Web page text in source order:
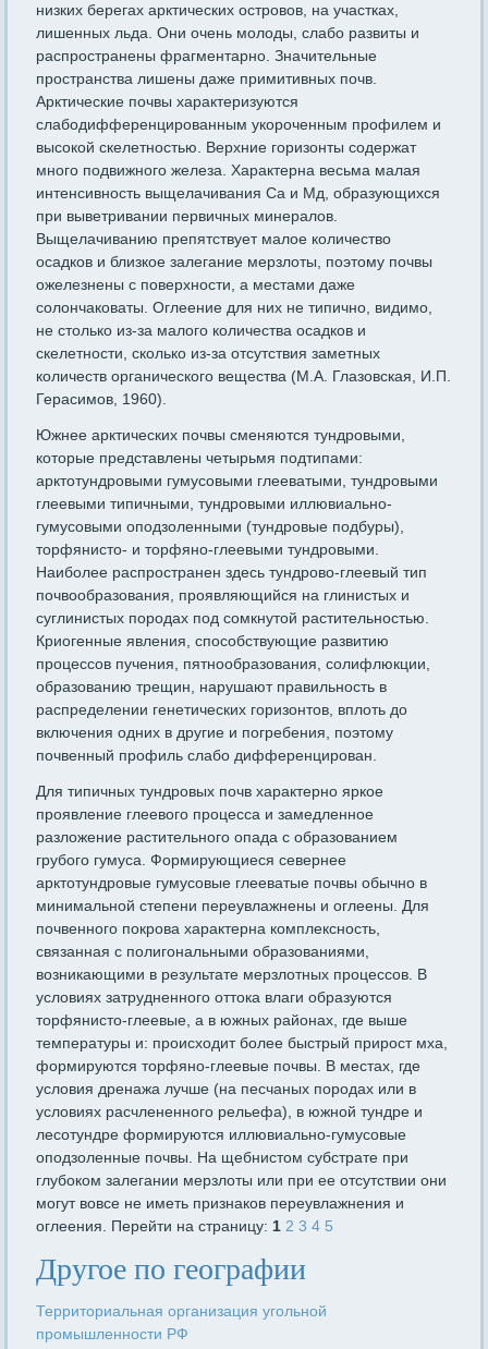
низких берегах арктических островов, на участках,
лишенных льда. Они очень молоды, слабо развиты и
распространены фрагментарно. Значительные
пространства лишены даже примитивных почв.
Арктические почвы характеризуются
слабодифференцированным укороченным профилем и
высокой скелетностью. Верхние горизонты содержат
много подвижного железа. Характерна весьма малая
интенсивность выщелачивания Са и Мд, образующихся
при выветривании первичных минералов.
Выщелачиванию препятствует малое количество
осадков и близкое залегание мерзлоты, поэтому почвы
ожелезнены с поверхности, а местами даже
солончаковаты. Оглеение для них не типично, видимо,
не столько из-за малого количества осадков и
скелетности, сколько из-за отсутствия заметных
количеств органического вещества (М.А. Глазовская, И.П.
Герасимов, 1960).
Южнее арктических почвы сменяются тундровыми,
которые представлены четырьмя подтипами:
арктотундровыми гумусовыми глееватыми, тундровыми
глеевыми типичными, тундровыми иллювиально-
гумусовыми оподзоленными (тундровые подбуры),
торфянисто- и торфяно-глеевыми тундровыми.
Наиболее распространен здесь тундрово-глеевый тип
почвообразования, проявляющийся на глинистых и
суглинистых породах под сомкнутой растительностью.
Криогенные явления, способствующие развитию
процессов пучения, пятнообразования, солифлюкции,
образованию трещин, нарушают правильность в
распределении генетических горизонтов, вплоть до
включения одних в другие и погребения, поэтому
почвенный профиль слабо дифференцирован.
Для типичных тундровых почв характерно яркое
проявление глеевого процесса и замедленное
разложение растительного опада с образованием
грубого гумуса. Формирующиеся севернее
арктотундровые гумусовые глееватые почвы обычно в
минимальной степени переувлажнены и оглеены. Для
почвенного покрова характерна комплексность,
связанная с полигональными образованиями,
возникающими в результате мерзлотных процессов. В
условиях затрудненного оттока влаги образуются
торфянисто-глеевые, а в южных районах, где выше
температуры и: происходит более быстрый прирост мха,
формируются торфяно-глеевые почвы. В местах, где
условия дренажа лучше (на песчаных породах или в
условиях расчлененного рельефа), в южной тундре и
лесотундре формируются иллювиально-гумусовые
оподзоленные почвы. На щебнистом субстрате при
глубоком залегании мерзлоты или при ее отсутствии они
могут вовсе не иметь признаков переувлажнения и
оглеения. Перейти на страницу:1 2 3 4 5
Другое по географии
Территориальная организация угольной
промышленности РФ